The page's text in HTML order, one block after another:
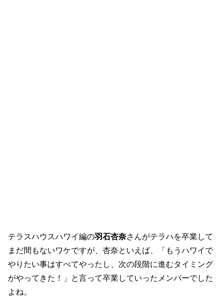
テラスハウスハワイ編の羽石杏奈さんがテラハを卒業して
まだ間もないワケですが、杏奈といえば、「もうハワイで
やりたい事はすべてやったし、次の段階に進むタイミング
がやってきた！」と言って卒業していったメンバーでした
よね。